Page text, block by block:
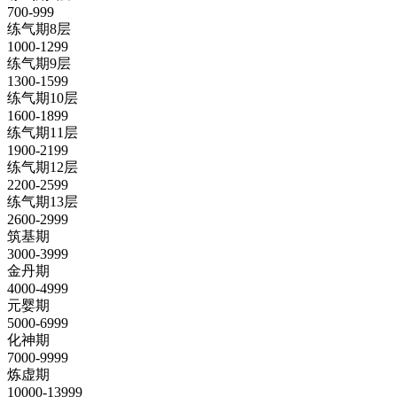
700-999
练气期8层
1000-1299
练气期9层
1300-1599
练气期10层
1600-1899
练气期11层
1900-2199
练气期12层
2200-2599
练气期13层
2600-2999
筑基期
3000-3999
金丹期
4000-4999
元婴期
5000-6999
化神期
7000-9999
炼虚期
10000-13999